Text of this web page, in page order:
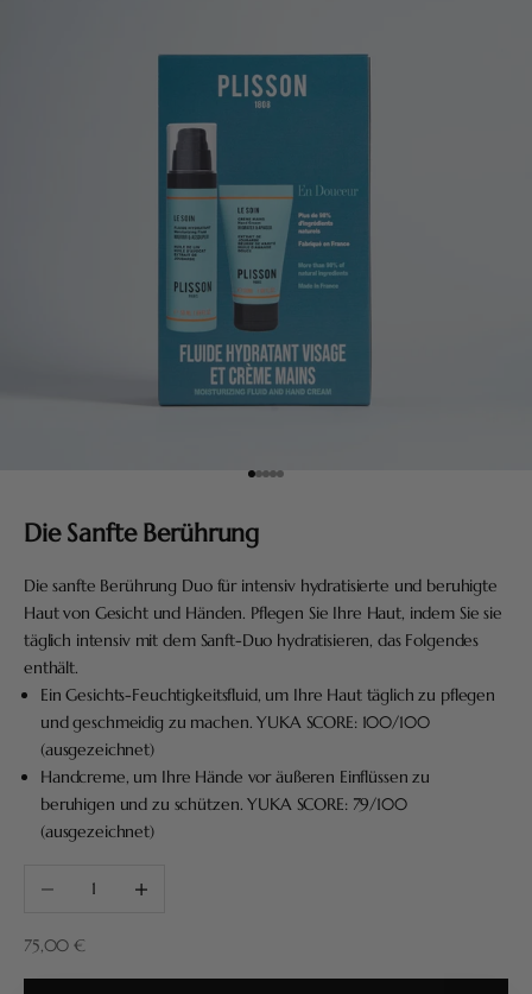
Gehe zu Element 1
Gehe zu Element 2
Gehe zu Element 3
Gehe zu Element 4
Gehe zu Element 5
Die Sanfte Berührung
Die sanfte Berührung Duo für intensiv hydratisierte und beruhigte
Haut von Gesicht und Händen. Pflegen Sie Ihre Haut, indem Sie sie
täglich intensiv mit dem Sanft-Duo hydratisieren, das Folgendes
enthält.
Ein Gesichts-Feuchtigkeitsfluid, um Ihre Haut täglich zu pflegen
und geschmeidig zu machen. YUKA SCORE: 100/100
(ausgezeichnet)
Handcreme, um Ihre Hände vor äußeren Einflüssen zu
beruhigen und zu schützen. YUKA SCORE: 79/100
(ausgezeichnet)
Anzahl verringern
Angebot
75,00 €